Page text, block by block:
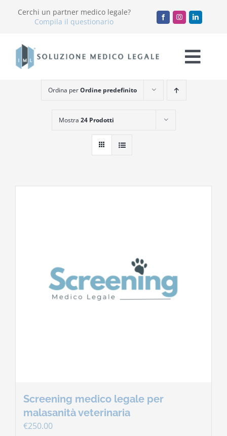
Cerchi un partner medico legale?
Compila il questionario
Chi Siamo
Servizi
Accademia
Blog
Carrello
Ordina perOrdine predefinito
Mostra 24 Prodotti
Screening medico legale per
malasanità veterinaria
€250.00